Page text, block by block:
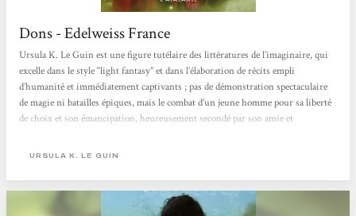
Dons - Edelweiss France
Ursula K. Le Guin est une figure tutélaire des littératures de l’imaginaire, qui
excelle dans le style “light fantasy” et dans l’élaboration de récits empli
d’humanité et immédiatement captivants ; pas de démonstration spectaculaire
de magie ni batailles épiques, mais le combat d’un jeune homme pour sa liberté
de choix et son émancipation, heureusement secondé par son amie et
poésie...
URSULA K. LE GUIN